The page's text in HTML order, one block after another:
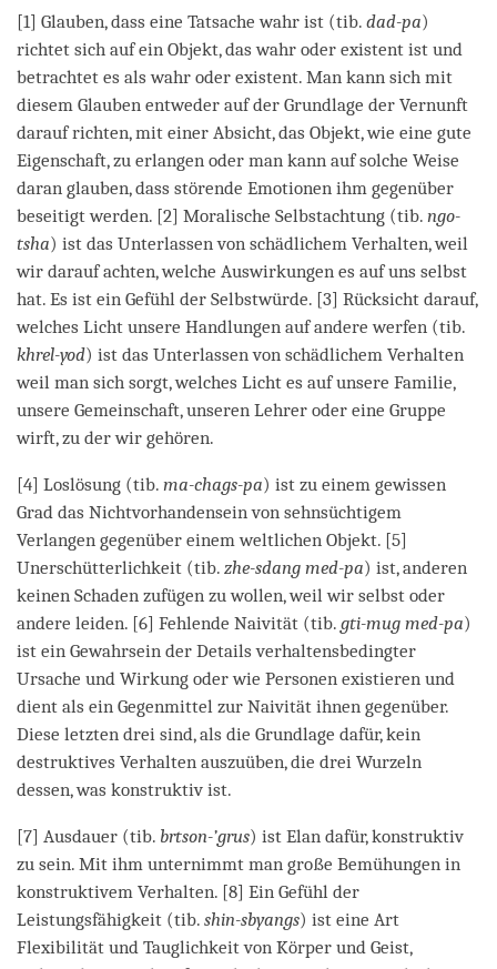
[1] Glauben, dass eine Tatsache wahr ist (tib. dad-pa)
richtet sich auf ein Objekt, das wahr oder existent ist und
betrachtet es als wahr oder existent. Man kann sich mit
diesem Glauben entweder auf der Grundlage der Vernunft
darauf richten, mit einer Absicht, das Objekt, wie eine gute
Eigenschaft, zu erlangen oder man kann auf solche Weise
daran glauben, dass störende Emotionen ihm gegenüber
beseitigt werden. [2] Moralische Selbstachtung (tib. ngo-
tsha) ist das Unterlassen von schädlichem Verhalten, weil
wir darauf achten, welche Auswirkungen es auf uns selbst
hat. Es ist ein Gefühl der Selbstwürde. [3] Rücksicht darauf,
welches Licht unsere Handlungen auf andere werfen (tib.
khrel-yod) ist das Unterlassen von schädlichem Verhalten
weil man sich sorgt, welches Licht es auf unsere Familie,
unsere Gemeinschaft, unseren Lehrer oder eine Gruppe
wirft, zu der wir gehören.
[4] Loslösung (tib. ma-chags-pa) ist zu einem gewissen
Grad das Nichtvorhandensein von sehnsüchtigem
Verlangen gegenüber einem weltlichen Objekt. [5]
Unerschütterlichkeit (tib. zhe-sdang med-pa) ist, anderen
keinen Schaden zufügen zu wollen, weil wir selbst oder
andere leiden. [6] Fehlende Naivität (tib. gti-mug med-pa)
ist ein Gewahrsein der Details verhaltensbedingter
Ursache und Wirkung oder wie Personen existieren und
dient als ein Gegenmittel zur Naivität ihnen gegenüber.
Diese letzten drei sind, als die Grundlage dafür, kein
destruktives Verhalten auszuüben, die drei Wurzeln
dessen, was konstruktiv ist.
[7] Ausdauer (tib. brtson-’grus) ist Elan dafür, konstruktiv
zu sein. Mit ihm unternimmt man große Bemühungen in
konstruktivem Verhalten. [8] Ein Gefühl der
Leistungsfähigkeit (tib. shin-sbyangs) ist eine Art
Flexibilität und Tauglichkeit von Körper und Geist,